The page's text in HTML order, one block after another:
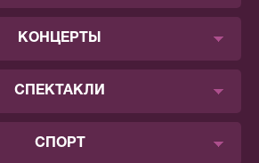
КОНЦЕРТЫ
СПЕКТАКЛИ
СПОРТ